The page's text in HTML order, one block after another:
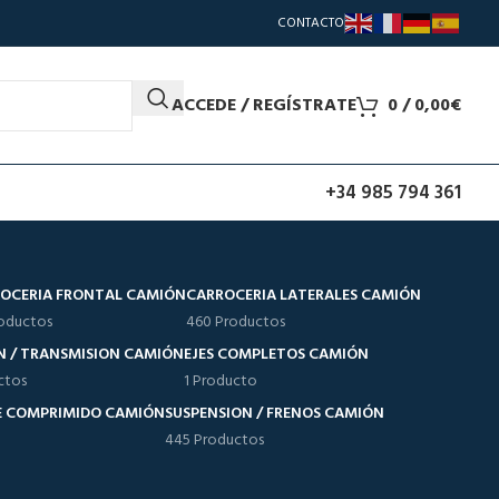
CONTACTO
ACCEDE / REGÍSTRATE 0/0,00€
+34 985 794 361
FRONTAL CAMIÓNCARROCERIA LATERALES CAMIÓN
460 Productos
/ TRANSMISION CAMIÓNEJES COMPLETOS CAMIÓN
1 Producto
COMPRIMIDO CAMIÓNSUSPENSION / FRENOS CAMIÓN
445 Productos